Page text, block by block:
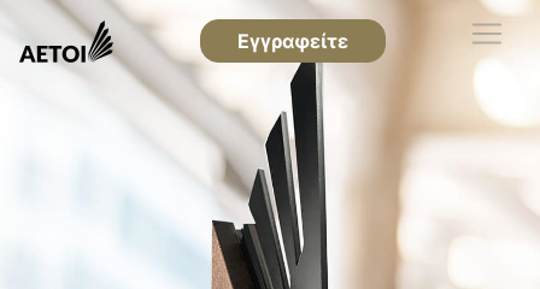
Εγγραφείτε